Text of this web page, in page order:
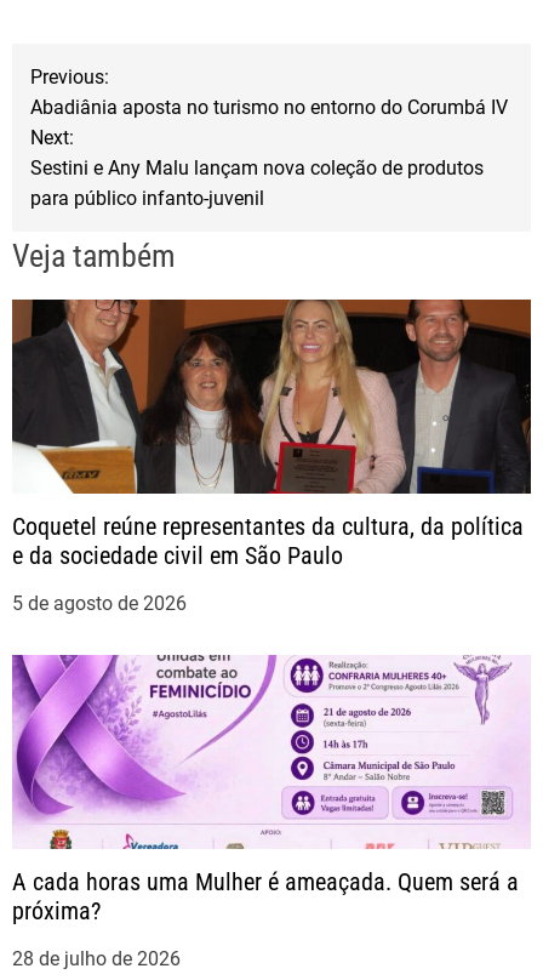
o
k
e
N
e
g
o
d
e
P
o
s
t
Previous:
Abadiânia aposta no turismo no entorno do Corumbá IV
Next:
Sestini e Any Malu lançam nova coleção de produtos
para público infanto-juvenil
Veja também
Coquetel reúne representantes da cultura, da política
e da sociedade civil em São Paulo
5 de agosto de 2026
A cada horas uma Mulher é ameaçada. Quem será a
próxima?
28 de julho de 2026